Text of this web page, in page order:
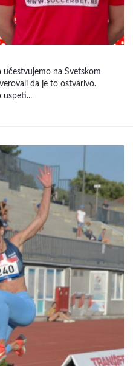
učestvujemo na Svetskom
da je to ostvarivo.
uspeti...